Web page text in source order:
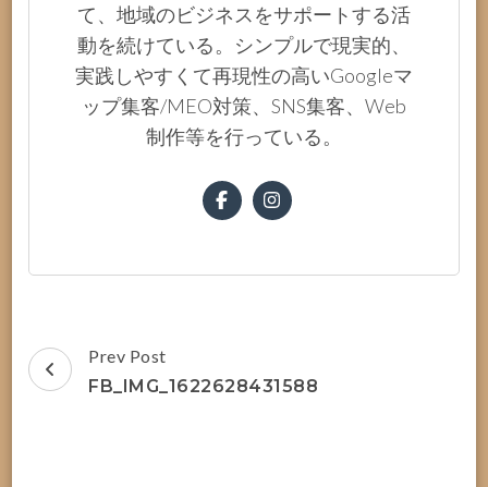
て、地域のビジネスをサポートする活
動を続けている。シンプルで現実的、
実践しやすくて再現性の高いGoogleマ
ップ集客/MEO対策、SNS集客、Web
制作等を行っている。
Post
Navigation
Prev Post
FB_IMG_1622628431588